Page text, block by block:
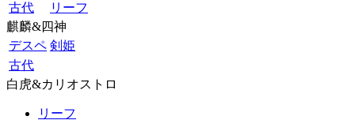
古代
リーフ
麒麟&四神
デスペ 剣姫
古代
白虎&カリオストロ
リーフ